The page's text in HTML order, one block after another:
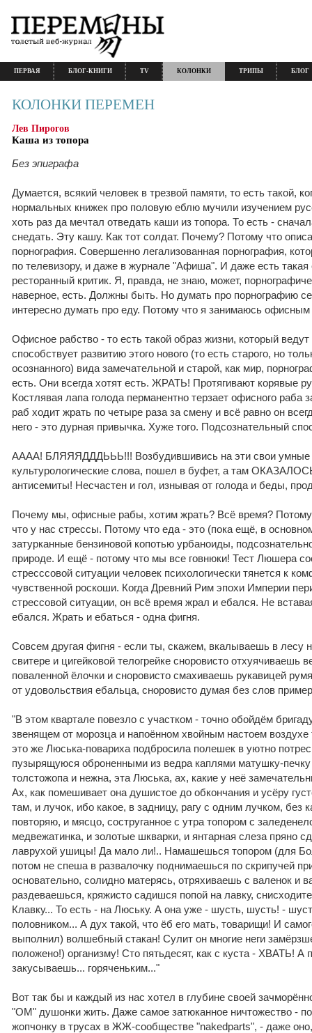
ПЕРВАЯ БЛОГ-КНИГИ TV КОЛОНКИ ТРИПЫ БЛОГ
КОЛОНКИ ПЕРЕМЕН
Лев Пирогов
Каша из топора
Без эпиграфа
Думается, всякий человек в трезвой памяти, то есть такой,
нормальных книжек про половую еблю мучили изучением
хоть раз да мечтал отведать каши из топора. То есть -
снедать. Эту кашу. Как тот солдат. Почему? Потому что
порнография. Совершенно легализованная порнография,
по телевизору, и даже в журнале "Афиша". И даже есть
ресторанный критик. Я, правда, не знаю, может,
наверное, есть. Должны быть. Но думать про порнографию
интересно думать про еду. Потому что я занимаюсь
Офисное рабство - то есть такой образ жизни, который
способствует развитию этого нового (то есть старого, но
осознанного) вида замечательной и старой, как мир,
есть. Они всегда хотят есть. ЖРАТЬ! Протягивают корявые
Костлявая лапа голода перманентно терзает офисного
раб ходит жрать по четыре раза за смену и всё равно он
него - это дурная привычка. Хуже того. Подсознательный
АААА! БЛЯЯЯДДДЬЬЬ!!! Возбудившивись на эти свои умные
культурологические слова, пошел в буфет, а там
антисемиты! Несчастен и гол, изнывая от голода и беды,
Почему мы, офисные рабы, хотим жрать? Всё время?
что у нас стрессы. Потому что еда - это (пока ещё, в
затурканные бензиновой копотью урбаноиды,
природе. И ещё - потому что мы все говнюки! Тест Люшера
стресссовой ситуации человек психологически тянется к
чувственной роскоши. Когда Древний Рим эпохи Империи
стрессовой ситуации, он всё время жрал и ебался. Не
ебался. Жрать и ебаться - одна фигня.
Совсем другая фигня - если ты, скажем, вкалываешь в лесу
свитере и цигейковой телогрейке сноровисто отхуячиваешь
поваленной ёлочки и сноровисто смахиваешь рукавицей
от удовольствия ебальца, сноровисто думая без слов
"В этом квартале повезло с участком - точно обойдём
звенящем от морозца и напоённом хвойным настоем воздухе
это же Люська-повариха подбросила полешек в уютно
пузырящуюся оброненными из ведра каплями матушку-печку
толстожопа и нежна, эта Люська, ах, какие у неё
Ах, как помешивает она душистое до обкончания и усёру
там, и лучок, ибо какое, в задницу, рагу с одним лучком, без
повторяю, и мясцо, соструганное с утра топором с
медвежатинка, и золотые шкварки, и янтарная слеза пряно
лаврухой ушицы! Да мало ли!.. Намашешься топором (для
потом не спеша в развалочку поднимаешься по скрипучей
основательно, солидно матерясь, отряхиваешь с валенок и
раздеваешься, кряжисто садишся попой на лавку,
Клавку... То есть - на Люську. А она уже - шусть, шусть! -
половником... А дух такой, что ёб его мать, товарищи! И
выполнил) волшебный стакан! Сулит он многие неги
положено!) организму! Сто пятьдесят, как с куста - ХВАТЬ! А
закусываешь... горяченьким..."
Вот так бы и каждый из нас хотел в глубине своей
"ОМ" душонки жить. Даже самое затюканное ничтожество -
жопчонку в трусах в ЖЖ-сообществе "nakedparts", - даже